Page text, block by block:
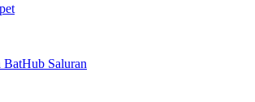
BatHub Saluran